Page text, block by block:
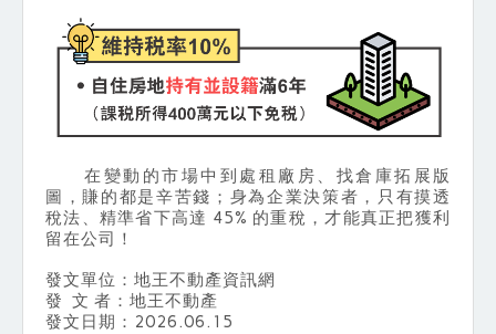
在變動的市場中到處租廠房、找倉庫拓展版
圖，賺的都是辛苦錢；身為企業決策者，只有摸透
稅法、精準省下高達 45% 的重稅，才能真正把獲利
留在公司！
發文單位：地王不動產資訊網
發 文 者：地王不動產
發文日期：2026.06.15